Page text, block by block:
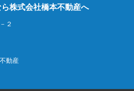
株式会社橋本不動産へ
２
動産